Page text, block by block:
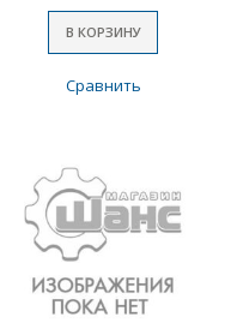
В КОРЗИНУ
Сравнить